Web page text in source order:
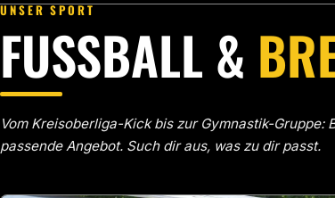
UNSER SPORT
FUSSBALL &
Vom Kreisoberliga-Kick bis zur Gymnastik-
passende Angebot. Such dir aus, was zu dir passt.